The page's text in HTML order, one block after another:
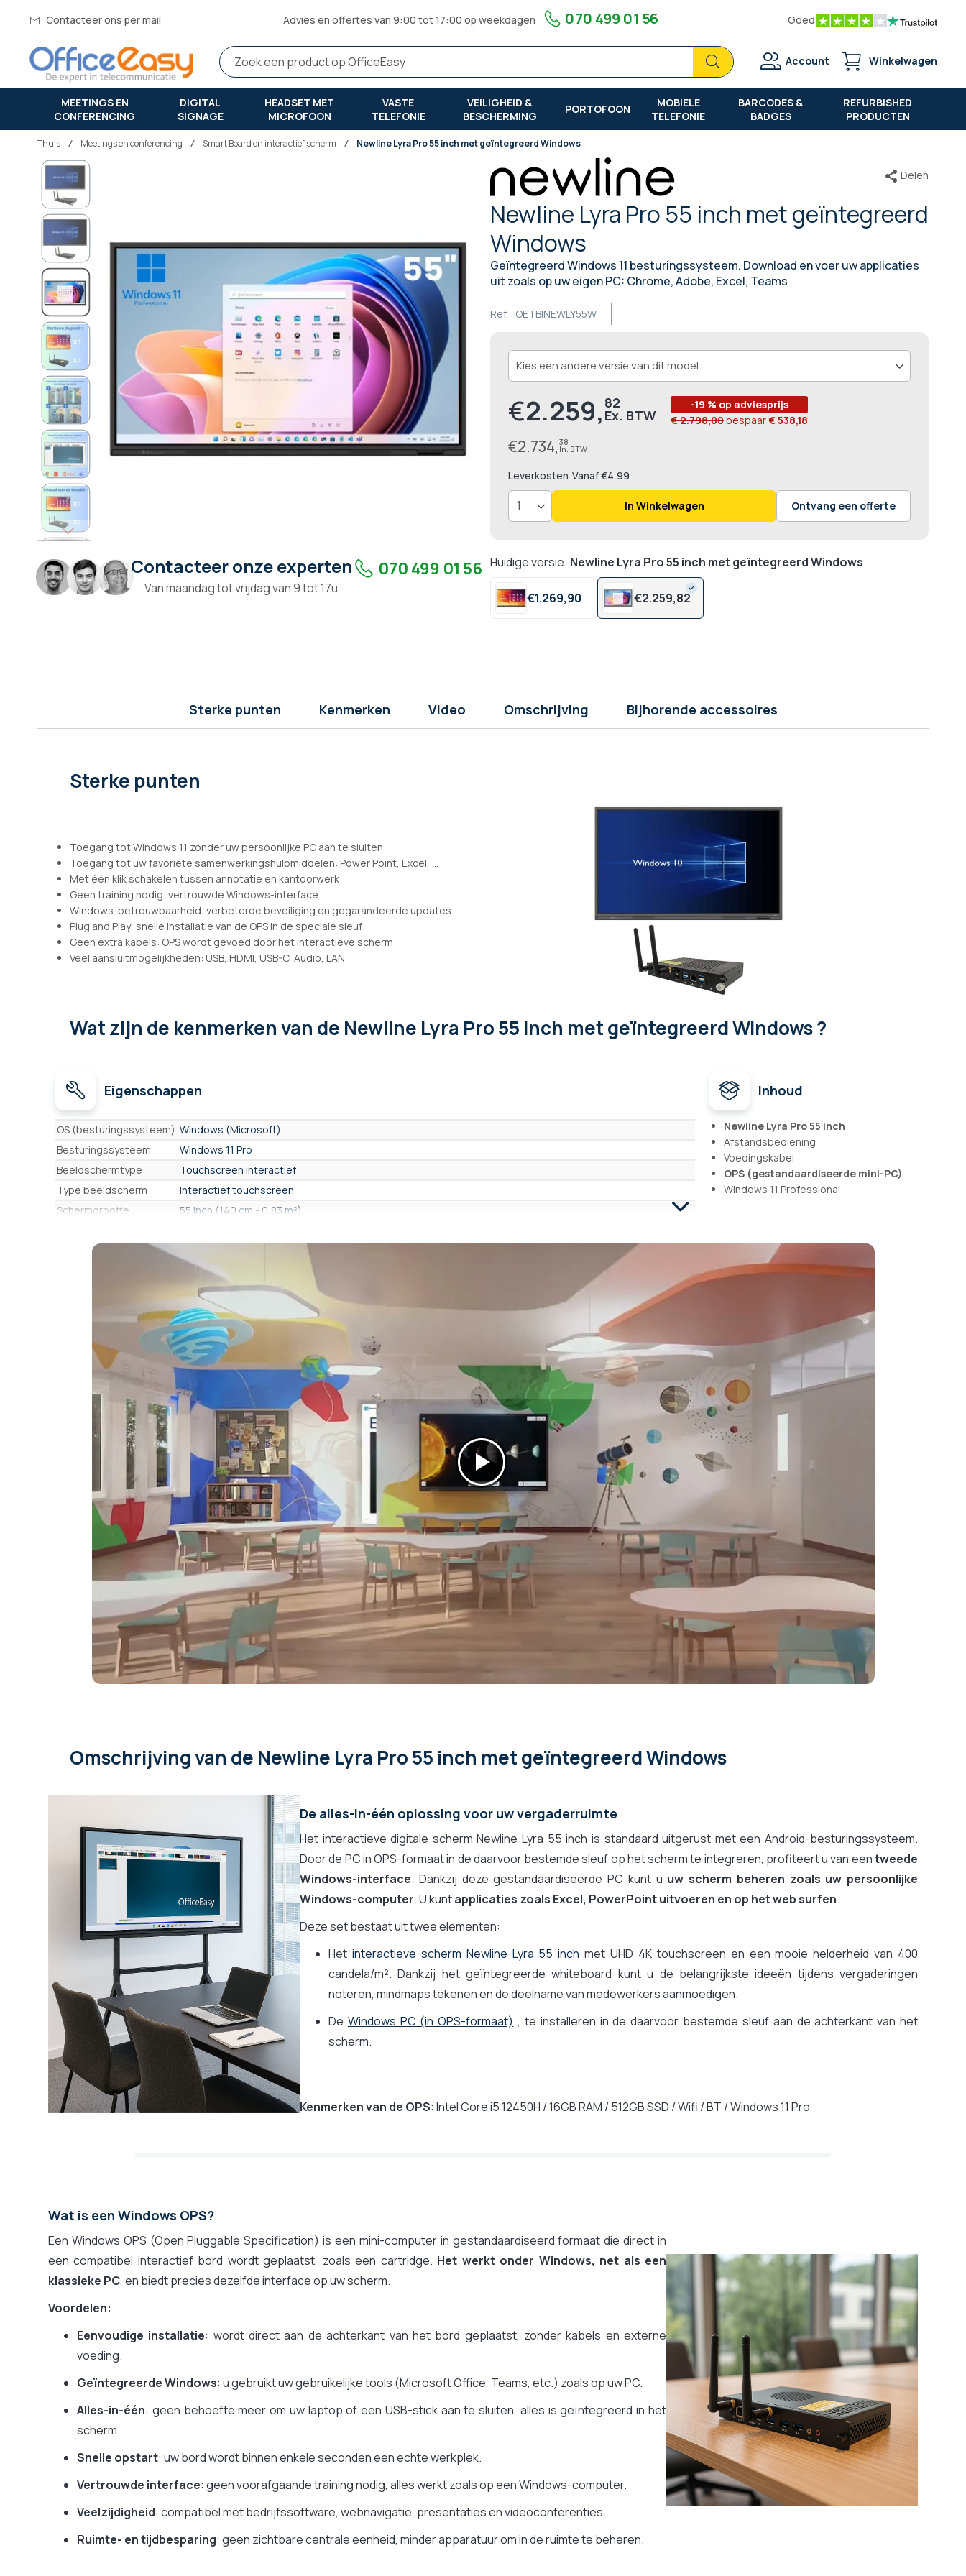
Contacteer ons per mail Advies en offertes van 9:00 tot 17:00 op weekdagen 070 499 01 56 Goed
Zoek
Zoek
Account Winkelwagen
MEETINGS EN
CONFERENCING
DIGITAL
SIGNAGE
HEADSET MET
MICROFOON
VASTE
TELEFONIE
VEILIGHEID &
BESCHERMING
PORTOFOON
MOBIELE
TELEFONIE
BARCODES &
BADGES
REFURBISHED
PRODUCTEN
Thuis meetings en conferencing Smart Board en interactief scherm Newline Lyra Pro 55 inch met geïntegreerd Windows
Newline Lyra Pro 55 inch met geïntegreerd
Windows
Geïntegreerd Windows 11 besturingssysteem. Download en voer uw applicaties
uit zoals op uw eigen PC: Chrome, Adobe, Excel, Teams
Ref. : OETBINEWLY55W
Delen
Leverkosten Vanaf €4,99
€2.259, 82
€2.734, 38
-19 % op adviesprijs
€ 2.798,00bespaar€ 538,18
In Winkelwagen Ontvang een offerte
Huidige versie: Newline Lyra Pro 55 inch met geïntegreerd Windows
€1.269,90 €2.259,82
Ga
naar
het
einde
van
afbeeldingen-
gallerij
Ga
naar
het
Contacteer onze experten
Van maandag tot vrijdag van 9 tot 17u
070 499 01 56
Sterke punten Kenmerken Video Omschrijving Bijhorende accessoires
Sterke punten
Toegang tot Windows 11 zonder uw persoonlijke PC aan te sluiten
Toegang tot uw favoriete samenwerkingshulpmiddelen: Power Point, Excel, ...
Met één klik schakelen tussen annotatie en kantoorwerk
Geen training nodig: vertrouwde Windows-interface
Windows-betrouwbaarheid: verbeterde beveiliging en gegarandeerde updates
Plug and Play: snelle installatie van de OPS in de speciale sleuf
Geen extra kabels: OPS wordt gevoed door het interactieve scherm
Veel aansluitmogelijkheden: USB, HDMI, USB-C, Audio, LAN
Wat zijn de kenmerkenvan de Newline Lyra Pro 55 inch met geïntegreerd Windows ?
Eigenschappen
Eigenschappen
OS (besturingssysteem) Windows (Microsoft)
Besturingssysteem
Windows 11 Pro
Beeldschermtype
Touchscreen interactief
Type beeldscherm
Interactief touchscreen
Schermgrootte
55 inch (140 cm - 0,83 m²)
Formaat
8,3 Mpx - 3840 x 2160 - UHD 4K
Neen
Ja, frontale luidsprekers (ingebouwd)
Compatibel verticale
weergave
Nee
Resolutie (video output) Zonder camera
Resolutie (video output) Zonder camera
Detail & schrijfsnelheid
★★★ Infrarood / InGlass
Tactiele precisie
★★★ "directe" aanraking (0 gap)
Google EDLA certified
Ja, met Google Play Store (EDLA)
Ja, Windows PC meegeleverd
Draadloze screen
Vanaf PC Windows, Vanaf Mac (macOS), Vanaf iPhone, iPad (iOS), Vanaf Smartphone Android, Vanaf
ChromeBook, Google Pixel (Chrome OS)
Ja
Bluetooth
Ja
400 x 400
Autonoom conference
Geen geïntegreerd video conference systeem
Scherm inbegrepen
Alleen scherm
Met bedieningstablet
Ja
Ingebouwde USB-C hub
Ja (aansluiting via 1 enkele USB-C kabel)
Inhoud
Newline Lyra Pro 55 inch
Afstandsbediening
Voedingskabel
OPS (gestandaardiseerde mini-PC)
Windows 11 Professional
Omschrijvingvan de Newline Lyra Pro 55 inch met geïntegreerd Windows
De alles-in-één oplossing voor uw vergaderruimte
Het interactieve digitale scherm Newline Lyra 55 inch is standaard uitgerust met een Android-besturingssysteem.
Door de PC in OPS-formaat in de daarvoor bestemde sleuf op het scherm te integreren, profiteert u van eentweede
Windows-interface. Dankzij deze gestandaardiseerde PC kunt u uw scherm beheren zoals uw persoonlijke
Windows-computer. U kuntapplicaties zoals Excel, PowerPoint uitvoeren en op het web surfen.
Deze set bestaat uit twee elementen:
Het interactieve scherm Newline Lyra 55 inch met UHD 4K touchscreen en een mooie helderheid van 400
candela/m². Dankzij het geïntegreerde whiteboard kunt u de belangrijkste ideeën tijdens vergaderingen
noteren, mindmaps tekenen en de deelname van medewerkers aanmoedigen.
De Windows PC (in OPS-formaat) , te installeren in de daarvoor bestemde sleuf aan de achterkant van het
scherm.
Kenmerken van de OPS: Intel Core i5 12450H / 16GB RAM / 512GB SSD / Wifi / BT / Windows 11 Pro
Wat is een Windows OPS?
Een Windows OPS (Open Pluggable Specification) is een mini-computer in gestandaardiseerd formaat die direct in
een compatibel interactief bord wordt geplaatst, zoals een cartridge. Het werkt onder Windows, net als een
klassieke PC, en biedt precies dezelfde interface op uw scherm.
Voordelen:
Eenvoudige installatie: wordt direct aan de achterkant van het bord geplaatst, zonder kabels en externe
voeding.
Geïntegreerde Windows: u gebruikt uw gebruikelijke tools (Microsoft Office, Teams, etc.) zoals op uw PC.
Alles-in-één: geen behoefte meer om uw laptop of een USB-stick aan te sluiten, alles is geïntegreerd in het
scherm.
Snelle opstart: uw bord wordt binnen enkele seconden een echte werkplek.
Vertrouwde interface: geen voorafgaande training nodig, alles werkt zoals op een Windows-computer.
Veelzijdigheid: compatibel met bedrijfssoftware, webnavigatie, presentaties en videoconferenties.
Ruimte- en tijdbesparing: geen zichtbare centrale eenheid, minder apparatuur om in de ruimte te beheren.